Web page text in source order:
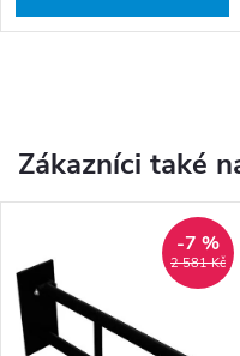
Zákazníci také
2 581 Kč
-7 %